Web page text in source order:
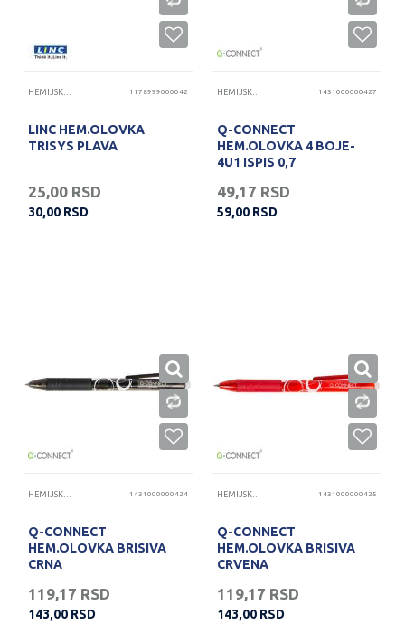
HEMIJSKE OLOVKE 1178999000042
LINC HEM.OLOVKA
TRISYS PLAVA
25,00 RSD
30,00 RSD
HEMIJSKE OLOVKE 1431000000427
Q-CONNECT
HEM.OLOVKA 4 BOJE-
4U1 ISPIS 0,7
49,17 RSD
59,00 RSD
HEMIJSKE OLOVKE 1431000000424
Q-CONNECT
HEM.OLOVKA BRISIVA
CRNA
119,17 RSD
143,00 RSD
HEMIJSKE OLOVKE 1431000000425
Q-CONNECT
HEM.OLOVKA BRISIVA
CRVENA
119,17 RSD
143,00 RSD